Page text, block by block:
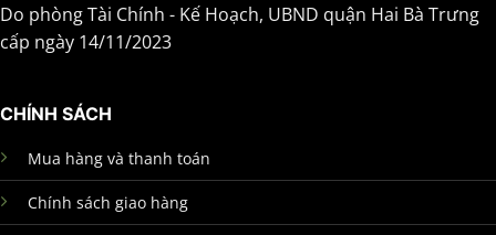
Do phòng Tài Chính - Kế Hoạch, UBND quận Hai Bà Trưng
cấp ngày 14/11/2023
CHÍNH SÁCH
Mua hàng và thanh toán
Chính sách giao hàng